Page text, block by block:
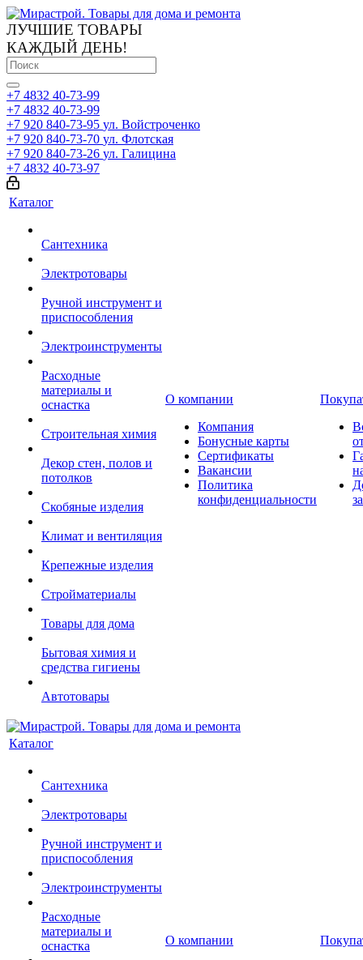
ЛУЧШИЕ ТОВАРЫ
КАЖДЫЙ ДЕНЬ!
+7 4832 40-73-99
+7 4832 40-73-99
+7 920 840-73-95 ул. Войстроченко
+7 920 840-73-70 ул. Флотская
+7 920 840-73-26 ул. Галицина
+7 4832 40-73-97
Каталог
Сантехника
Электротовары
Ручной инструмент и
приспособления
Электроинструменты
Расходные
материалы и
оснастка
Строительная химия
Декор стен, полов и
потолков
Скобяные изделия
Климат и вентиляция
Крепежные изделия
Стройматериалы
Товары для дома
Бытовая химия и
средства гигиены
Автотовары
О компании
Компания
Бонусные карты
Сертификаты
Вакансии
Политика
конфиденциальности
Каталог
Сантехника
Электротовары
Ручной инструмент и
приспособления
Электроинструменты
Расходные
материалы и
оснастка
О компании